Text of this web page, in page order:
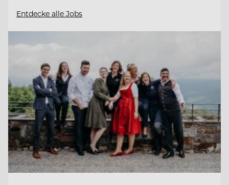
Entdecke alle Jobs